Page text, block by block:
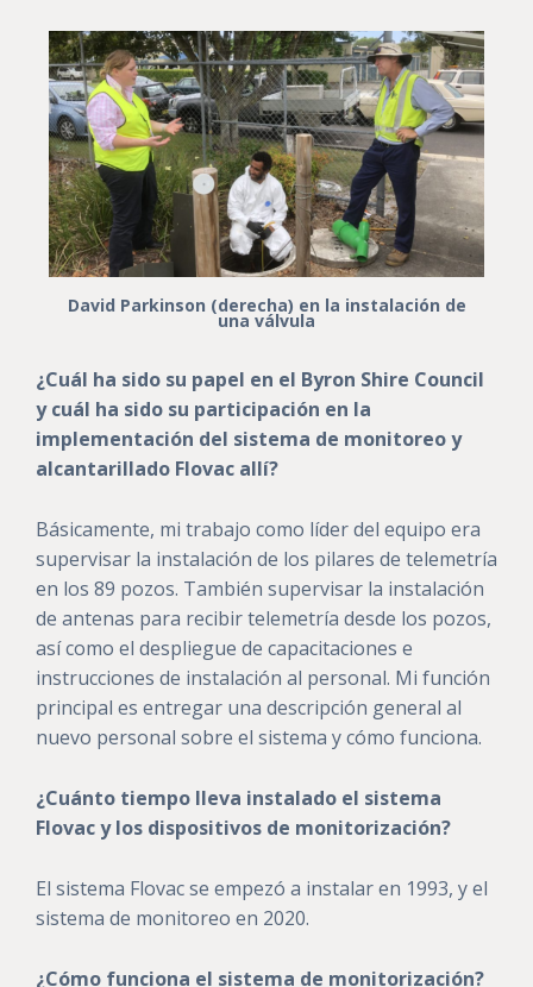
David Parkinson (derecha) en la instalación de
una válvula
¿Cuál ha sido su papel en el Byron Shire Council
y cuál ha sido su participación en la
implementación del sistema de monitoreo y
alcantarillado Flovac allí?
Básicamente, mi trabajo como líder del equipo era
supervisar la instalación de los pilares de telemetría
en los 89 pozos. También supervisar la instalación
de antenas para recibir telemetría desde los pozos,
así como el despliegue de capacitaciones e
instrucciones de instalación al personal. Mi función
principal es entregar una descripción general al
nuevo personal sobre el sistema y cómo funciona.
¿Cuánto tiempo lleva instalado el sistema
Flovac y los dispositivos de monitorización?
El sistema Flovac se empezó a instalar en 1993, y el
sistema de monitoreo en 2020.
¿Cómo funciona el sistema de monitorización?